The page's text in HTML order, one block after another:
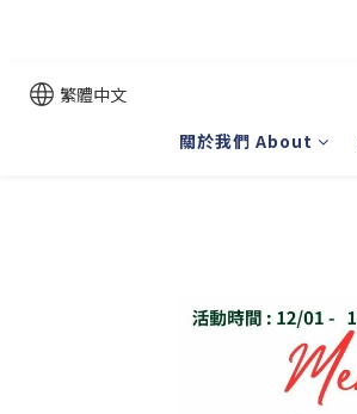
繁體中文
關於我們 About